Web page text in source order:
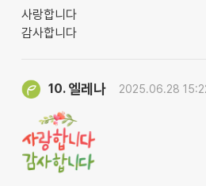
사랑합니다
감사합니다
10. 엘레나 2025.06.28